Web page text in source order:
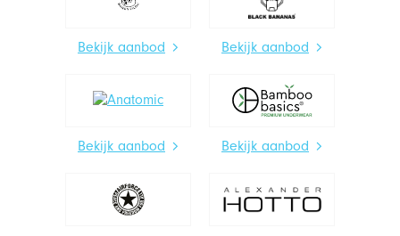
Bekijk aanbod Bekijk aanbod
Bekijk aanbod Bekijk aanbod